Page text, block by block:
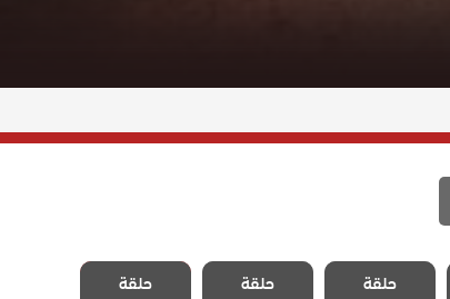
مسلسل الحفرة
الموسم الرابع
حلقة
مسلسل الحفرة
الموسم الرابع
حلقة
مسلسل الحفرة
الموسم الرابع
حلقة